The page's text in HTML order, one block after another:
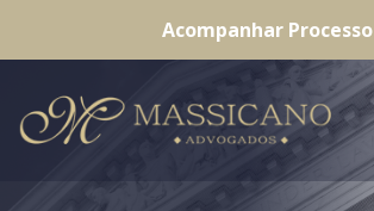
Acompanhar Processo